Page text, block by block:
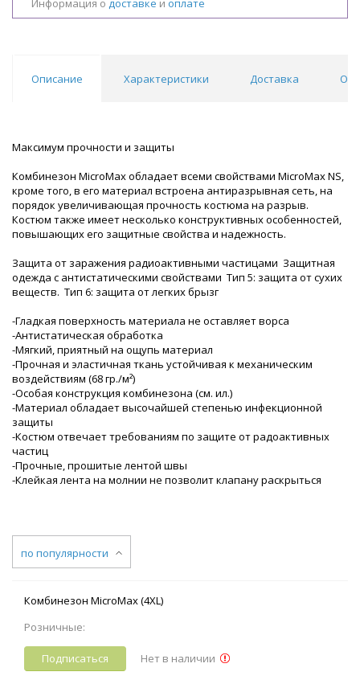
Описание Характеристики Доставка
Максимум прочности и защиты
Комбинезон MicroMax обладает всеми свойствами MicroMax NS,
кроме того, в его материал встроена антиразрывная сеть, на
порядок увеличивающая прочность костюма на разрыв.
Костюм также имеет несколько конструктивных особенностей,
повышающих его защитные свойства и надежность.
Защита от заражения радиоактивными частицами Защитная
одежда с антистатическими свойствами Тип 5: защита от сухих
веществ. Тип 6: защита от легких брызг
-Гладкая поверхность материала не оставляет ворса
-Антистатическая обработка
-Мягкий, приятный на ощупь материал
-Прочная и эластичная ткань устойчивая к механическим
воздействиям (68 гр./м²)
-Особая конструкция комбинезона (см. ил.)
-Материал обладает высочайшей степенью инфекционной
защиты
-Костюм отвечает требованиям по защите от радоактивных
частиц
-Прочные, прошитые лентой швы
-Клейкая лента на молнии не позволит клапану раскрыться
по популярности
Комбинезон MicroMax (4XL)
Розничные:
Подписаться Нет в наличии